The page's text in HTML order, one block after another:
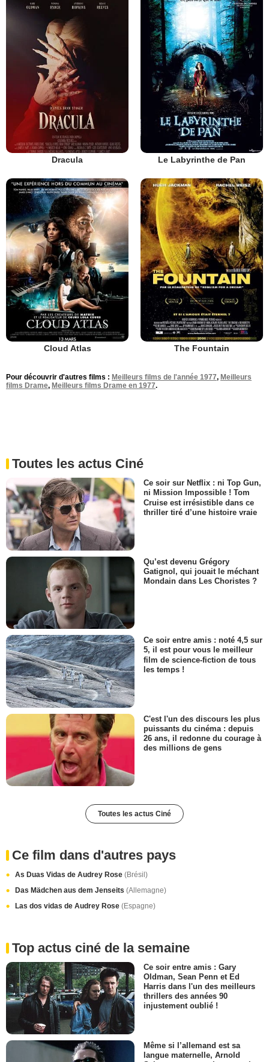
Dracula Le Labyrinthe de Pan
Cloud Atlas The Fountain
Pour découvrir d'autres films : Meilleurs films de l'année 1977, Meilleurs
films Drame, Meilleurs films Drame en 1977.
Toutes les actus Ciné
Ce soir sur Netflix : ni Top Gun,
ni Mission Impossible ! Tom
Cruise est irrésistible dans ce
thriller tiré d’une histoire vraie
Qu’est devenu Grégory
Gatignol, qui jouait le méchant
Mondain dans Les Choristes ?
Ce soir entre amis : noté 4,5 sur
5, il est pour vous le meilleur
film de science-fiction de tous
les temps !
C'est l'un des discours les plus
puissants du cinéma : depuis
26 ans, il redonne du courage à
des millions de gens
Toutes les actus Ciné
Ce film dans d'autres pays
As Duas Vidas de Audrey Rose (Brésil)
Das Mädchen aus dem Jenseits (Allemagne)
Las dos vidas de Audrey Rose (Espagne)
Top actus ciné de la semaine
Ce soir entre amis : Gary
Oldman, Sean Penn et Ed
Harris dans l'un des meilleurs
thrillers des années 90
injustement oublié !
Même si l’allemand est sa
langue maternelle, Arnold